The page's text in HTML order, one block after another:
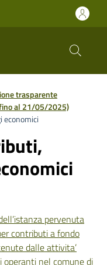
trasparente
al 21/05/2025)
economici
pervenuta
contributi a fondo
dalle attivita’
operanti nel comune di